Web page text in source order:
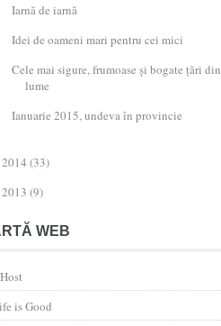
Iarnă de iarnă
Idei de oameni mari pentru cei mici
Cele mai sigure, frumoase și bogate țări din
lume
Ianuarie 2015, undeva în provincie
2014 (33)
2013 (9)
WEB
is Good